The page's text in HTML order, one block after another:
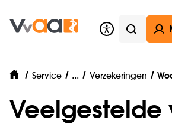
home
Service ... Veelgestelde
Verzekeringen
Veelgestelde